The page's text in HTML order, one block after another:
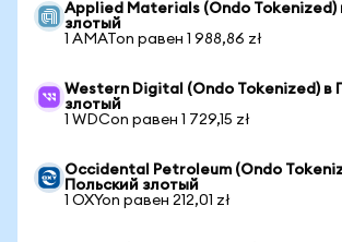
Applied Materials (Ondo Tokenized)
злотый
1 AMATon равен 1 988,86 zł
Western Digital (Ondo Tokenized) в
злотый
1 WDCon равен 1 729,15 zł
Occidental Petroleum (Ondo
Польский злотый
1 OXYon равен 212,01 zł